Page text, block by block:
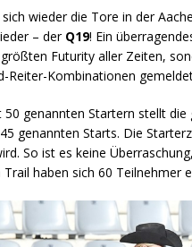
wieder die Tore in der
– der Q19! Ein
Futurity aller Zeiten,
Reiter-Kombinationen
genannten Startern stellt
genannten Starts. Die
So ist es keine
haben sich 60 Teilnehmer